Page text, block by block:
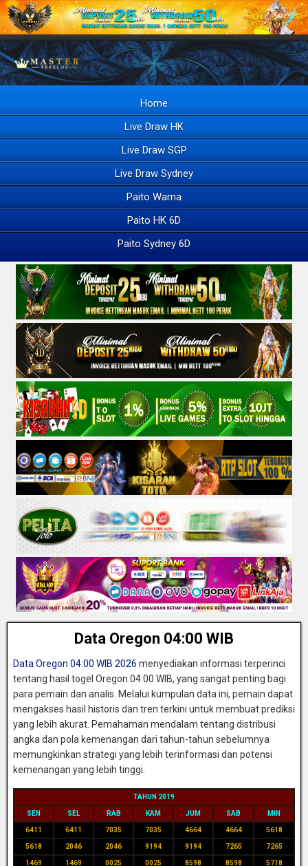
Home
Live Draw HK
Live Draw SGP
Live Draw Sydney
Paito Warna
Paito HK 6D
Paito Sydney 6D
Data Oregon 04:00 WIB
Data Oregon 04:00 WIB 2026 menyediakan informasi terperinci
tentang hasil togel Oregon 04:00 WIB, yang sangat penting bagi
para pemain dan analis. Melalui kumpulan data ini, pemain dapat
mengakses hasil historis dan tren terkini untuk membuat prediksi
yang lebih akurat. Pemahaman mendalam tentang distribusi
angka dan pola kemenangan dari tahun-tahun sebelumnya
memungkinkan strategi yang lebih terinformasi dan potensi
kemenangan yang lebih tinggi.
TAHUN 2019
SEN SEL RAB KAM JUM SAB MIN
6411 6411 7035 7035 4664 4664 5618
5618 2046 2046 9194 9194 7265 7265
1469 1469 0025 0025 8598 8598 5718